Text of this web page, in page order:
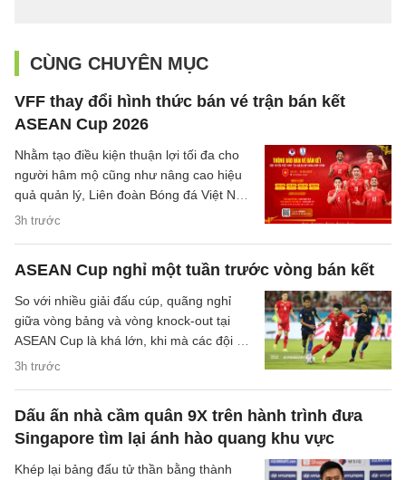
CÙNG CHUYÊN MỤC
VFF thay đổi hình thức bán vé trận bán kết
ASEAN Cup 2026
3h trước
Nhằm tạo điều kiện thuận lợi tối đa cho
người hâm mộ cũng như nâng cao hiệu
quả quản lý, Liên đoàn Bóng đá Việt Nam
(VFF) đã chính thức thông báo về việc
ASEAN Cup nghỉ một tuần trước vòng bán kết
3h trước
So với nhiều giải đấu cúp, quãng nghỉ
giữa vòng bảng và vòng knock-out tại
ASEAN Cup là khá lớn, khi mà các đội sẽ
có quãng nghỉ lên tới một tuần cho các
Dấu ấn nhà cầm quân 9X trên hành trình đưa
Singapore tìm lại ánh hào quang khu vực
Khép lại bảng đấu tử thần bằng thành